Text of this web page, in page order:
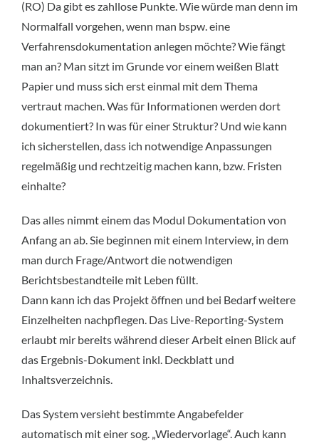
(RO) Da gibt es zahllose Punkte. Wie würde man denn im
Normalfall vorgehen, wenn man bspw. eine
Verfahrensdokumentation anlegen möchte? Wie fängt
man an? Man sitzt im Grunde vor einem weißen Blatt
Papier und muss sich erst einmal mit dem Thema
vertraut machen. Was für Informationen werden dort
dokumentiert? In was für einer Struktur? Und wie kann
ich sicherstellen, dass ich notwendige Anpassungen
regelmäßig und rechtzeitig machen kann, bzw. Fristen
einhalte?
Das alles nimmt einem das Modul Dokumentation von
Anfang an ab. Sie beginnen mit einem Interview, in dem
man durch Frage/Antwort die notwendigen
Berichtsbestandteile mit Leben füllt.
Dann kann ich das Projekt öffnen und bei Bedarf weitere
Einzelheiten nachpflegen. Das Live-Reporting-System
erlaubt mir bereits während dieser Arbeit einen Blick auf
das Ergebnis-Dokument inkl. Deckblatt und
Inhaltsverzeichnis.
Das System versieht bestimmte Angabefelder
automatisch mit einer sog. „Wiedervorlage“. Auch kann